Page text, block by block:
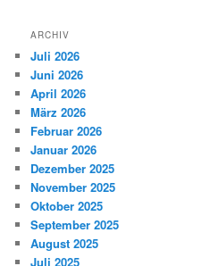
ARCHIV
Juli 2026
Juni 2026
April 2026
März 2026
Februar 2026
Januar 2026
Dezember 2025
November 2025
Oktober 2025
September 2025
August 2025
Juli 2025